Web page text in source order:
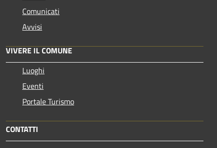
Comunicati
Avvisi
VIVERE IL COMUNE
Luoghi
Eventi
Portale Turismo
CONTATTI